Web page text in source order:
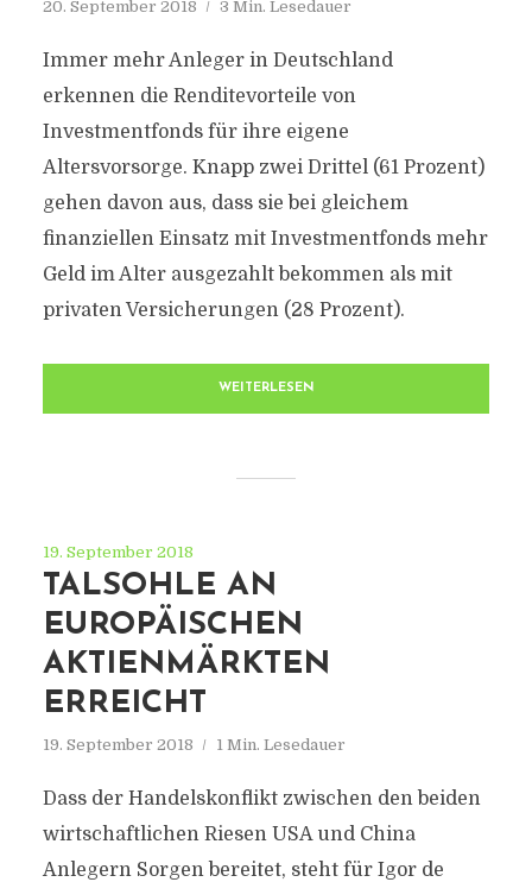
20. September 2018 3 Min. Lesedauer
Immer mehr Anleger in Deutschland
erkennen die Renditevorteile von
Investmentfonds für ihre eigene
Altersvorsorge. Knapp zwei Drittel (61 Prozent)
gehen davon aus, dass sie bei gleichem
finanziellen Einsatz mit Investmentfonds mehr
Geld im Alter ausgezahlt bekommen als mit
privaten Versicherungen (28 Prozent).
WEITERLESEN
19. September 2018
TALSOHLE AN
EUROPÄISCHEN
AKTIENMÄRKTEN
ERREICHT
19. September 2018 1 Min. Lesedauer
Dass der Handelskonflikt zwischen den beiden
wirtschaftlichen Riesen USA und China
Anlegern Sorgen bereitet, steht für Igor de